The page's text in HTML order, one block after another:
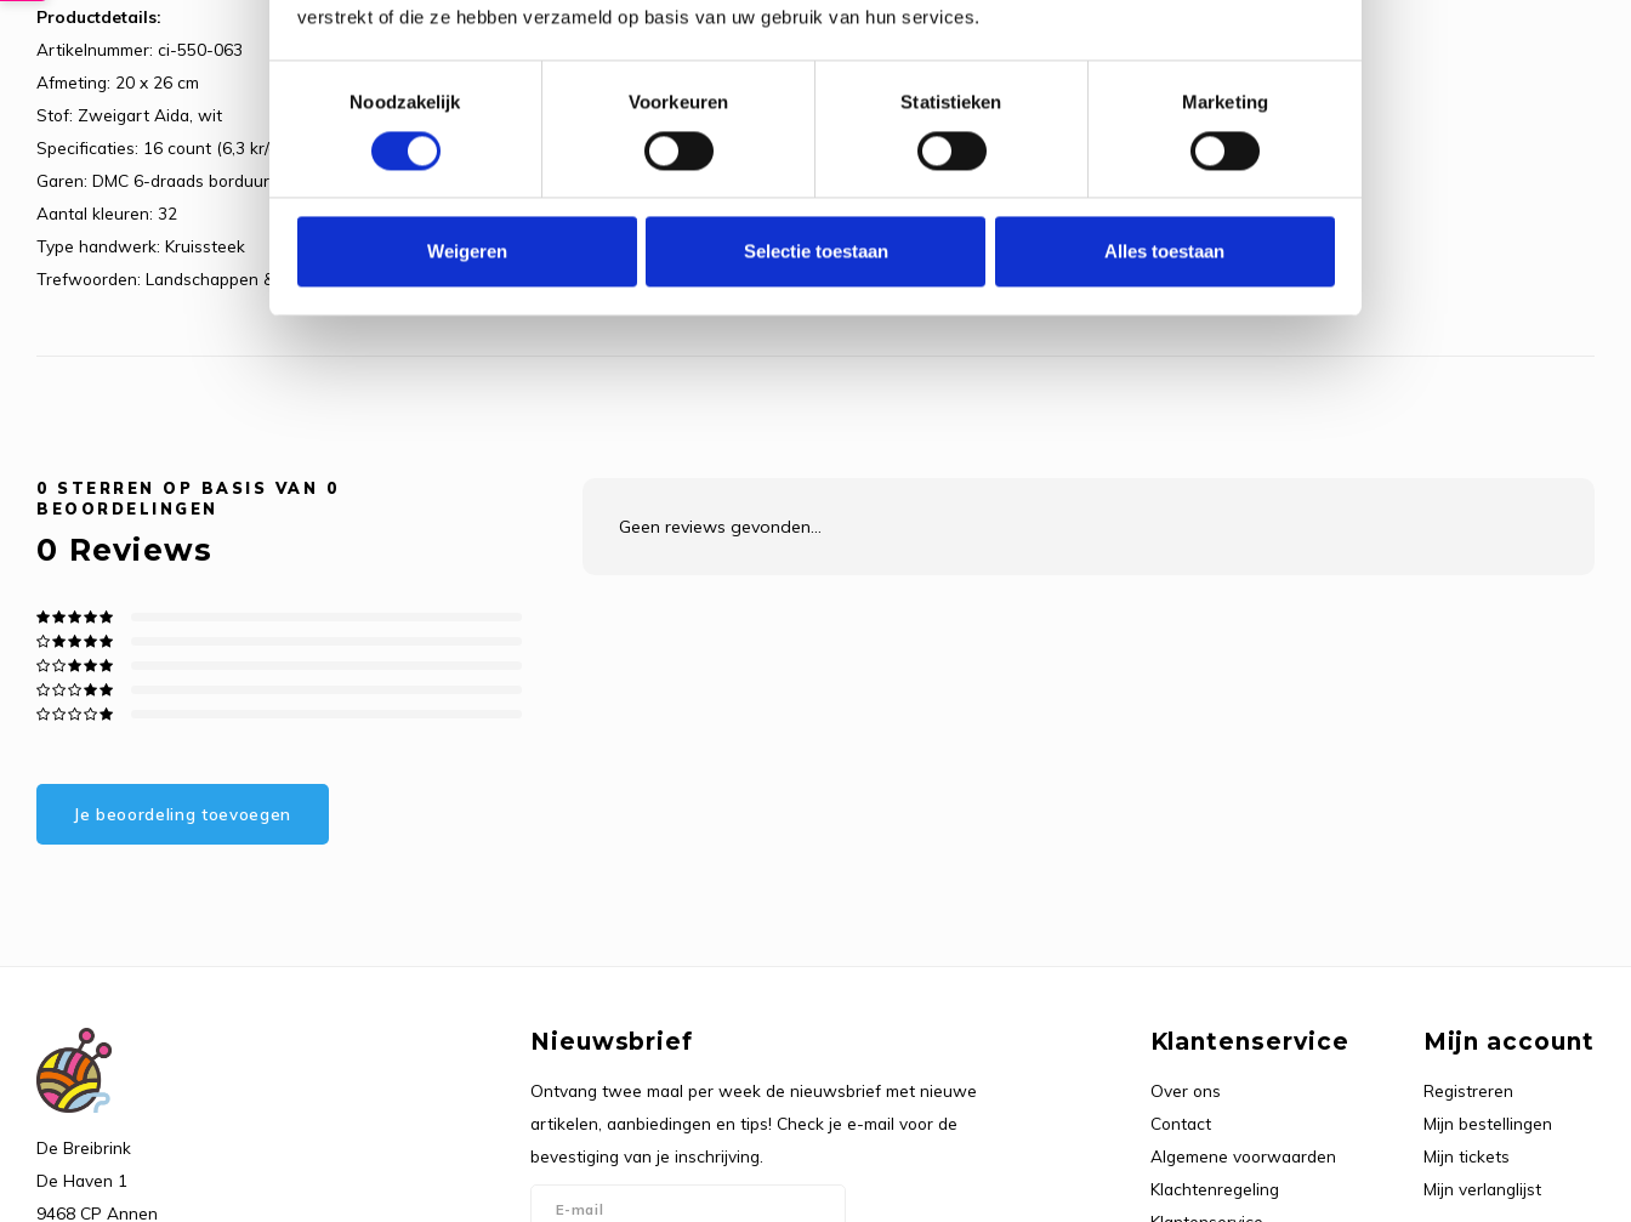
verstrekt of die ze hebben verzameld op basis van uw gebruik van hun services.
Noodzakelijk
Voorkeuren Statistieken Marketing
Weigeren Selectie toestaan Alles toestaan
Productdetails:
Artikelnummer: ci-550-063
Afmeting: 20 x 26 cm
Stof: Zweigart Aida, wit
Specificaties: 16 count (6,3 kr/cm)
Garen: DMC 6-draads borduurgaren
Aantal kleuren: 32
Type handwerk: Kruissteek
Trefwoorden: Landschappen & huizen
0 STERREN OP BASIS VAN 0
BEOORDELINGEN
0 Reviews
Je beoordeling toevoegen
Geen reviews gevonden...
De Breibrink
De Haven 1
9468 CP Annen
Nieuwsbrief
Ontvang twee maal per week de nieuwsbrief met nieuwe
artikelen, aanbiedingen en tips! Check je e-mail voor de
bevestiging van je inschrijving.
Klantenservice
Over ons
Contact
Algemene voorwaarden
Klachtenregeling
Mijn account
Registreren
Mijn bestellingen
Mijn tickets
Mijn verlanglijst